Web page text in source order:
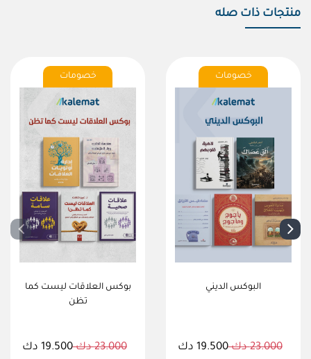
منتجات ذات صله
خصومات
بوكس العلاقات ليست كما
تظن
23.000 دك 19.500 دك
خصومات
البوكس الديني
23.000 دك 19.500 دك